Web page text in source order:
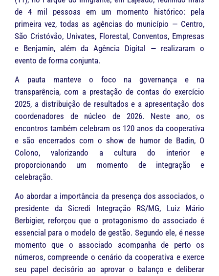
de 4 mil pessoas em um momento histórico: pela
primeira vez, todas as agências do município — Centro,
São Cristóvão, Univates, Florestal, Conventos, Empresas
e Benjamin, além da Agência Digital — realizaram o
evento de forma conjunta.
A pauta manteve o foco na governança e na
transparência, com a prestação de contas do exercício
2025, a distribuição de resultados e a apresentação dos
coordenadores de núcleo de 2026. Neste ano, os
encontros também celebram os 120 anos da cooperativa
e são encerrados com o show de humor de Badin, O
Colono, valorizando a cultura do interior e
proporcionando um momento de integração e
celebração.
Ao abordar a importância da presença dos associados, o
presidente da Sicredi Integração RS/MG, Luiz Mário
Berbigier, reforçou que o protagonismo do associado é
essencial para o modelo de gestão. Segundo ele, é nesse
momento que o associado acompanha de perto os
números, compreende o cenário da cooperativa e exerce
seu papel decisório ao aprovar o balanço e deliberar